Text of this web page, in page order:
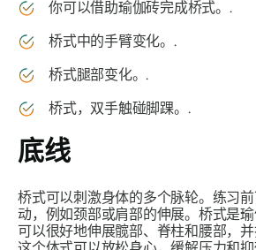
你可以借助瑜伽砖完成桥式。.
桥式中的手臂变化。.
桥式腿部变化。.
桥式，双手触碰脚踝。.
底线
桥式可以刺激身体的多个脉轮。练习
动，例如颈部或肩部的伸展。桥式是瑜
可以很好地伸展髋部、脊柱和腰部，并